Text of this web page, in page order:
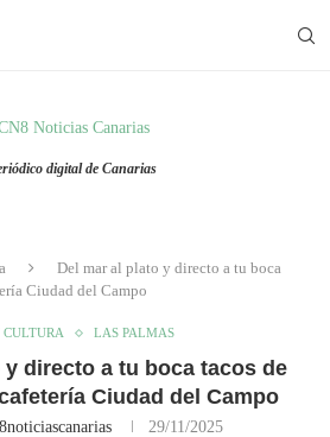
digital de Canarias
Del mar al plato y directo a tu boca
Ciudad del Campo
CULTURA LAS PALMAS
y directo a tu boca tacos de
Ciudad del Campo
29/11/2025